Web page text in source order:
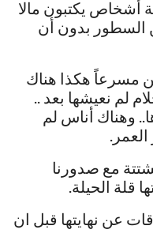
أشخاص يكتبون مالا
السطور بدون أن
تكن مسرعاً هكذا هناك
لم نعيشها بعد ..
وهناك أناس لم
العمر.
مع صدورنا
قلة الحيلة.
عن نهايتها قبل ان